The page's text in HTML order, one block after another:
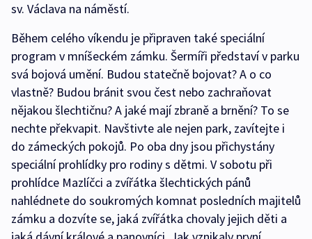
sv. Václava na náměstí.
Během celého víkendu je připraven také speciální
program v mníšeckém zámku. Šermíři představí v parku
svá bojová umění. Budou statečně bojovat? A o co
vlastně? Budou bránit svou čest nebo zachraňovat
nějakou šlechtičnu? A jaké mají zbraně a brnění? To se
nechte překvapit. Navštivte ale nejen park, zavítejte i
do zámeckých pokojů. Po oba dny jsou přichystány
speciální prohlídky pro rodiny s dětmi. V sobotu při
prohlídce Mazlíčci a zvířátka šlechtických pánů
nahlédnete do soukromých komnat posledních majitelů
zámku a dozvíte se, jaká zvířátka chovaly jejich děti a